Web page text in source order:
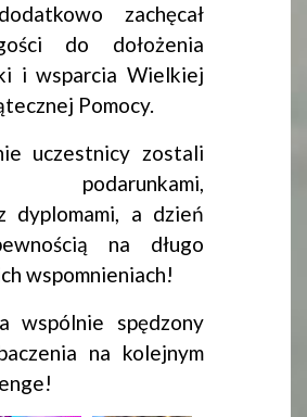
zachęcał
do dołożenia
i wsparcia Wielkiej
Pomocy.
uczestnicy zostali
podarunkami,
dyplomami, a dzień
na długo
wspomnieniach!
wspólnie spędzony
na kolejnym